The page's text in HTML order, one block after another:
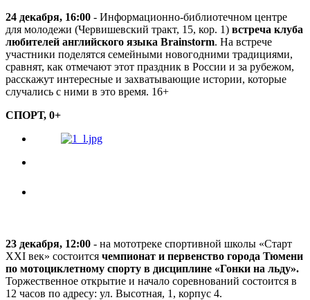
24 декабря, 16:00 - Информационно-библиотечном центре
для молодежи (Червишевский тракт, 15, кор. 1) встреча клуба
любителей английского языка Brainstorm. На встрече
участники поделятся семейными новогодними традициями,
сравнят, как отмечают этот праздник в России и за рубежом,
расскажут интересные и захватывающие истории, которые
случались с ними в это время. 16+
СПОРТ, 0+
23 декабря, 12:00 - на мототреке спортивной школы «Старт
XXI век» состоится чемпионат и первенство города Тюмени
по мотоциклетному спорту в дисциплине «Гонки на льду».
Торжественное открытие и начало соревнований состоится в
12 часов по адресу: ул. Высотная, 1, корпус 4.